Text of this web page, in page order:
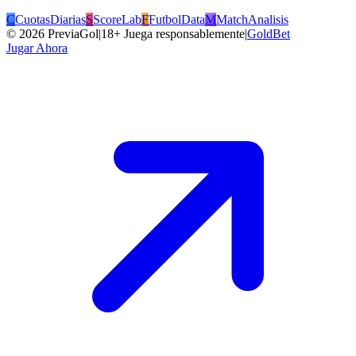
CCuotasDiariasSScoreLabFFutbolDataMMatchAnalisis
© 2026 PreviaGol|18+ Juega responsablemente|GoldBet
Jugar Ahora